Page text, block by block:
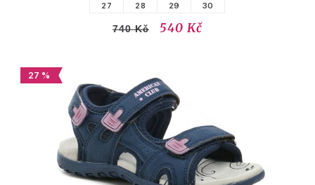
27 28 29 30
740 Kč 540 Kč
27 %